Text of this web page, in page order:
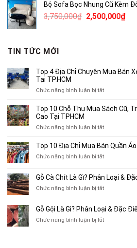
490,000₫.là:
Bộ Sofa Bọc Nhung Cũ Kèm
3,750,000₫ Giá
2,500,000₫Giá
TIN TỨC MỚI
Top 4 Địa Chỉ Chuyên Mua Bán
Tại TP.HCM
Chức năng bình luận bị tắtở
4
Chuyên
Bán
Xe
Cũ,
Xe
Cũ
TP.HCM
Top 10 Chỗ Thu Mua Sách Cũ,
Cao Tại TPHCM
Chức năng bình luận bị tắtở
10
Thu
Sách
Tạp
Chí
Top 10 Địa Chỉ Mua Bán Quần
Chức năng bình luận bị tắtở
Địa
Chỉ
Bán
Áo
Gỗ Cà Chít Là Gì? Phân Loại &
Chức năng bình luận bị tắtở
Chít
Là
Gỗ Gội Là Gì? Phân Loại & Đặc
Chức năng bình luận bị tắtở